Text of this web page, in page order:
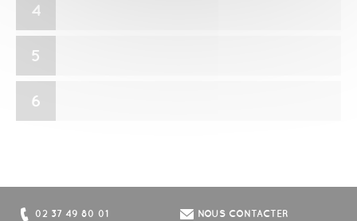
4
5
6
02 37 49 80 01 NOUS CONTACTER